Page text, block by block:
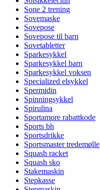
Sone 2 trening
Sovemaske
Sovepose
Sovepose til barn
Sovetabletter
Sparkesykkel
Sparkesykkel barn
Sparkesykkel voksen
Specialized elsykkel
Spermidin
Spinningsykkel
Spirulina
Sportamore rabattkode
Sports bh
Sportsdrikke
Sportsmaster tredemølle
Squash racket
Squash sko
Stakemaskin
Stepkasse